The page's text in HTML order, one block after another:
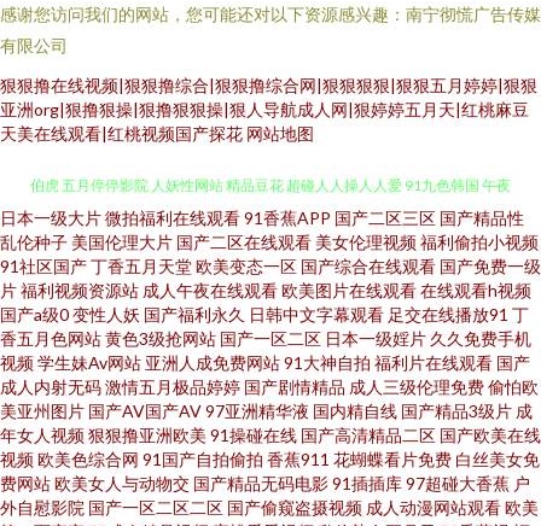
感谢您访问我们的网站，您可能还对以下资源感兴趣：南宁彻慌广告传媒
有限公司
狠狠撸在线视频|狠狠撸综合|狠狠撸综合网|狠狠狠狠|狠狠五月婷婷|狠狠
亚洲org|狠撸狠操|狠撸狠狠操|狠人导航成人网|狠婷婷五月天|红桃麻豆
天美在线观看|红桃视频国产探花 网站地图
狼友导航 日韩午夜福利导航 香蕉国际av 欧美色图91看片 国产精品天天 91唐
伯虎 五月停停影院 人妖性网站 精品豆花 超碰人人操人人爱 91九色韩国 午夜
成人直播午夜 欧美久久成年网站 黑丝萝少 黄网在线看可下载 大香蕉92 Av性
爱中文 91精品54 午夜少妇码无 欧美人妖熟妇 国产人妖视频 avtt久久天堂 中
文字幕久荜 日韩有码国产在线 内射的网站 国产三级网址 www欧美粗大 欧美
午夜激情影院 女人A片综合 韩国av啪啪 97在线观看视频 亚洲天堂网色 色综
日本一级大片微拍福利在线观看91香蕉APP 国产二区三区 国产精品性
乱伦种子 美国伦理大片 国产二区在线观看 美女伦理视频福利偷拍小视频
91社区国产丁香五月天堂欧美变态一区 国产综合在线观看 国产免费一级
片福利视频资源站 成人午夜在线观看欧美图片在线观看在线观看h视频
国产a级0变性人妖 国产福利永久 日韩中文字幕观看 足交在线播放91 丁
香五月色网站黄色3级抢网站 国产一区二区 日本一级婬片 久久免费手机
视频学生妹Av网站 亚洲人成免费网站91大神自拍 福利片在线观看 国产
成人内射无码激情五月极品婷婷 国产剧情精品 成人三级伦理免费偷怕欧
美亚州图片 国产AV国产AV97亚洲精华液 国内精自线 国产精品3级片 成
年女人视频狠狠撸亚洲欧美 91操碰在线 国产高清精品二区 国产欧美在线
视频欧美色综合网 91国产自拍偷拍 香蕉911 花蝴蝶看片免费 白丝美女免
费网站欧美女人与动物交 国产精品无码电影91插插库97超碰大香蕉 户
外自慰影院 国产一区二区二区 国产偷窥盗摄视频 成人动漫网站观看欧美